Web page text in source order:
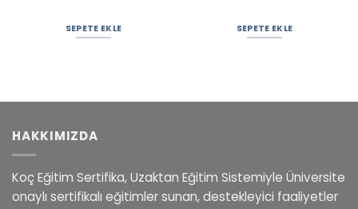
SEPETE EKLE SEPETE EKLE
HAKKIMIZDA
Koç Eğitim Sertifika, Uzaktan Eğitim Sistemiyle Üniversite
onaylı sertifikalı eğitimler sunan, destekleyici faaliyetler